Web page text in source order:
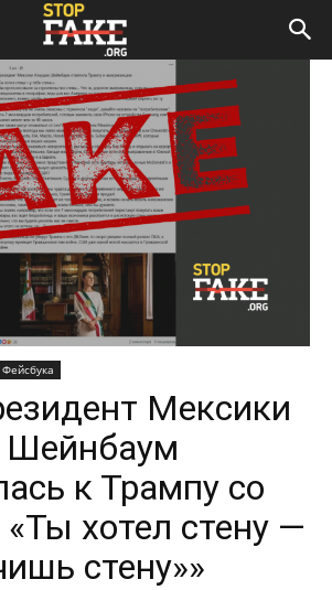
Мексики
Шейнбаум
к Трампу со
хотел стену —
стену»»